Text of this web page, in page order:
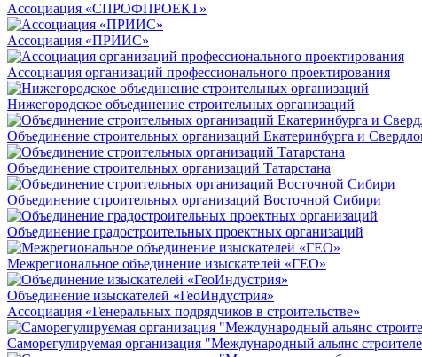
Ассоциация «СПРОФПРОЕКТ»
Ассоциация «ПРИИС»
Ассоциация организаций профессионального проектирования
Нижегородское объединение строительных организаций
Объединение строительных организаций Екатеринбурга и
Объединение строительных организаций Татарстана
Объединение строительных организаций Восточной Сибири
Объединение градостроительных проектных организаций
Межрегиональное объединение изыскателей «ГЕО»
Объединение изыскателей «ГеоИндустрия»
Ассоциация «Генеральных подрядчиков в строительстве»
Саморегулируемая организация "Международный альянс